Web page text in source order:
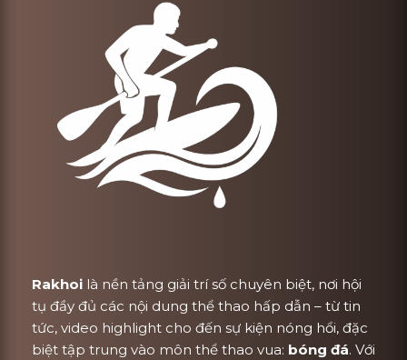
Rakhoi là nền tảng giải trí số chuyên biệt, nơi hội
tụ đầy đủ các nội dung thể thao hấp dẫn – từ tin
tức, video highlight cho đến sự kiện nóng hổi, đặc
biệt tập trung vào môn thể thao vua: bóng đá. Với